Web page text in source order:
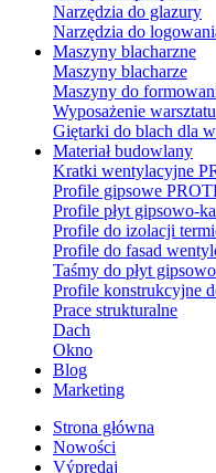
Narzędzia do glazury
Narzędzia do
Maszyny blacharzne
Maszyny blacharze
Maszyny do
Wyposażenie
Giętarki do blach dla
Materiał budowlany
Kratki wentylacyjne
Profile gipsowe
Profile płyt gipsowo-
Profile do izolacji
Profile do fasad
Taśmy do płyt
Profile konstrukcyjne
Prace strukturalne
Dach
Okno
Blog
Marketing
Strona główna
Nowości
Výpredaj